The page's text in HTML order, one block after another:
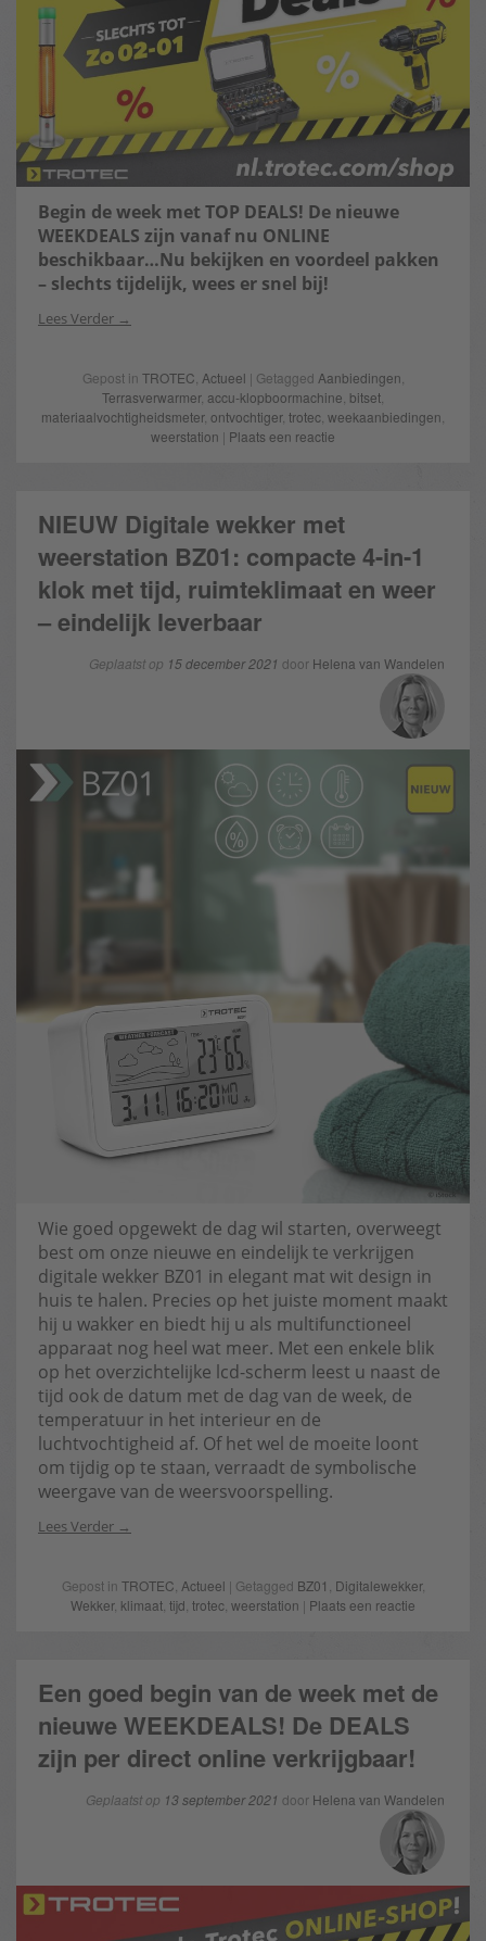
Begin de week met TOP DEALS! De nieuwe
WEEKDEALS zijn vanaf nu ONLINE
beschikbaar…Nu bekijken en voordeel pakken
– slechts tijdelijk, wees er snel bij!
Lees Verder
Gepost in TROTEC Actueel | Getagged Aanbiedingen
Terrasverwarmer, accu-klopboormachine bitset
materiaalvochtigheidsmeter, ontvochtiger, trotec weekaanbiedingen
weerstation | Plaats een reactie
NIEUW Digitale wekker met
weerstation BZ01: compacte 4-in-1
klok met tijd, ruimteklimaat en weer
– eindelijk leverbaar
Geplaatst op 15 december 2021 door Helena van Wandelen
Wie goed opgewekt de dag wil starten, overweegt
best om onze nieuwe en eindelijk te verkrijgen
digitale wekker BZ01 in elegant mat wit design in
huis te halen. Precies op het juiste moment maakt
hij u wakker en biedt hij u als multifunctioneel
apparaat nog heel wat meer. Met een enkele blik
op het overzichtelijke lcd-scherm leest u naast de
tijd ook de datum met de dag van de week, de
temperatuur in het interieur en de
luchtvochtigheid af. Of het wel de moeite loont
om tijdig op te staan, verraadt de symbolische
weergave van de weersvoorspelling.
Lees Verder
Gepost in TROTEC Actueel | Getagged BZ01 Digitalewekker,
Wekker, klimaat tijd trotec weerstation | Plaats een reactie
Een goed begin van de week met de
nieuwe WEEKDEALS! De DEALS
zijn per direct online verkrijgbaar!
Geplaatst op 13 september 2021 door Helena van Wandelen